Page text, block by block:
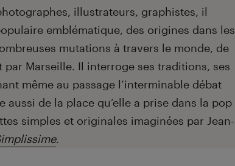
illustrateurs, graphistes, il
emblématique, des origines dans les
mutations à travers le monde, de
par Marseille. Il interroge ses traditions, ses
même au passage l’interminable débat
aussi de la place qu’elle a prise dans la pop
simples et originales imaginées par Jean-
.